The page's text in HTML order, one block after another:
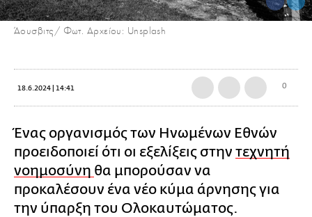
Άουσβιτς/ Φωτ. Αρχείου: Unsplash
18.6.2024 | 14:41 0
Ένας οργανισμός των Ηνωμένων Εθνών
προειδοποιεί ότι οι εξελίξεις στην τεχνητή
νοημοσύνη θα μπορούσαν να
προκαλέσουν ένα νέο κύμα άρνησης για
την ύπαρξη του Ολοκαυτώματος.